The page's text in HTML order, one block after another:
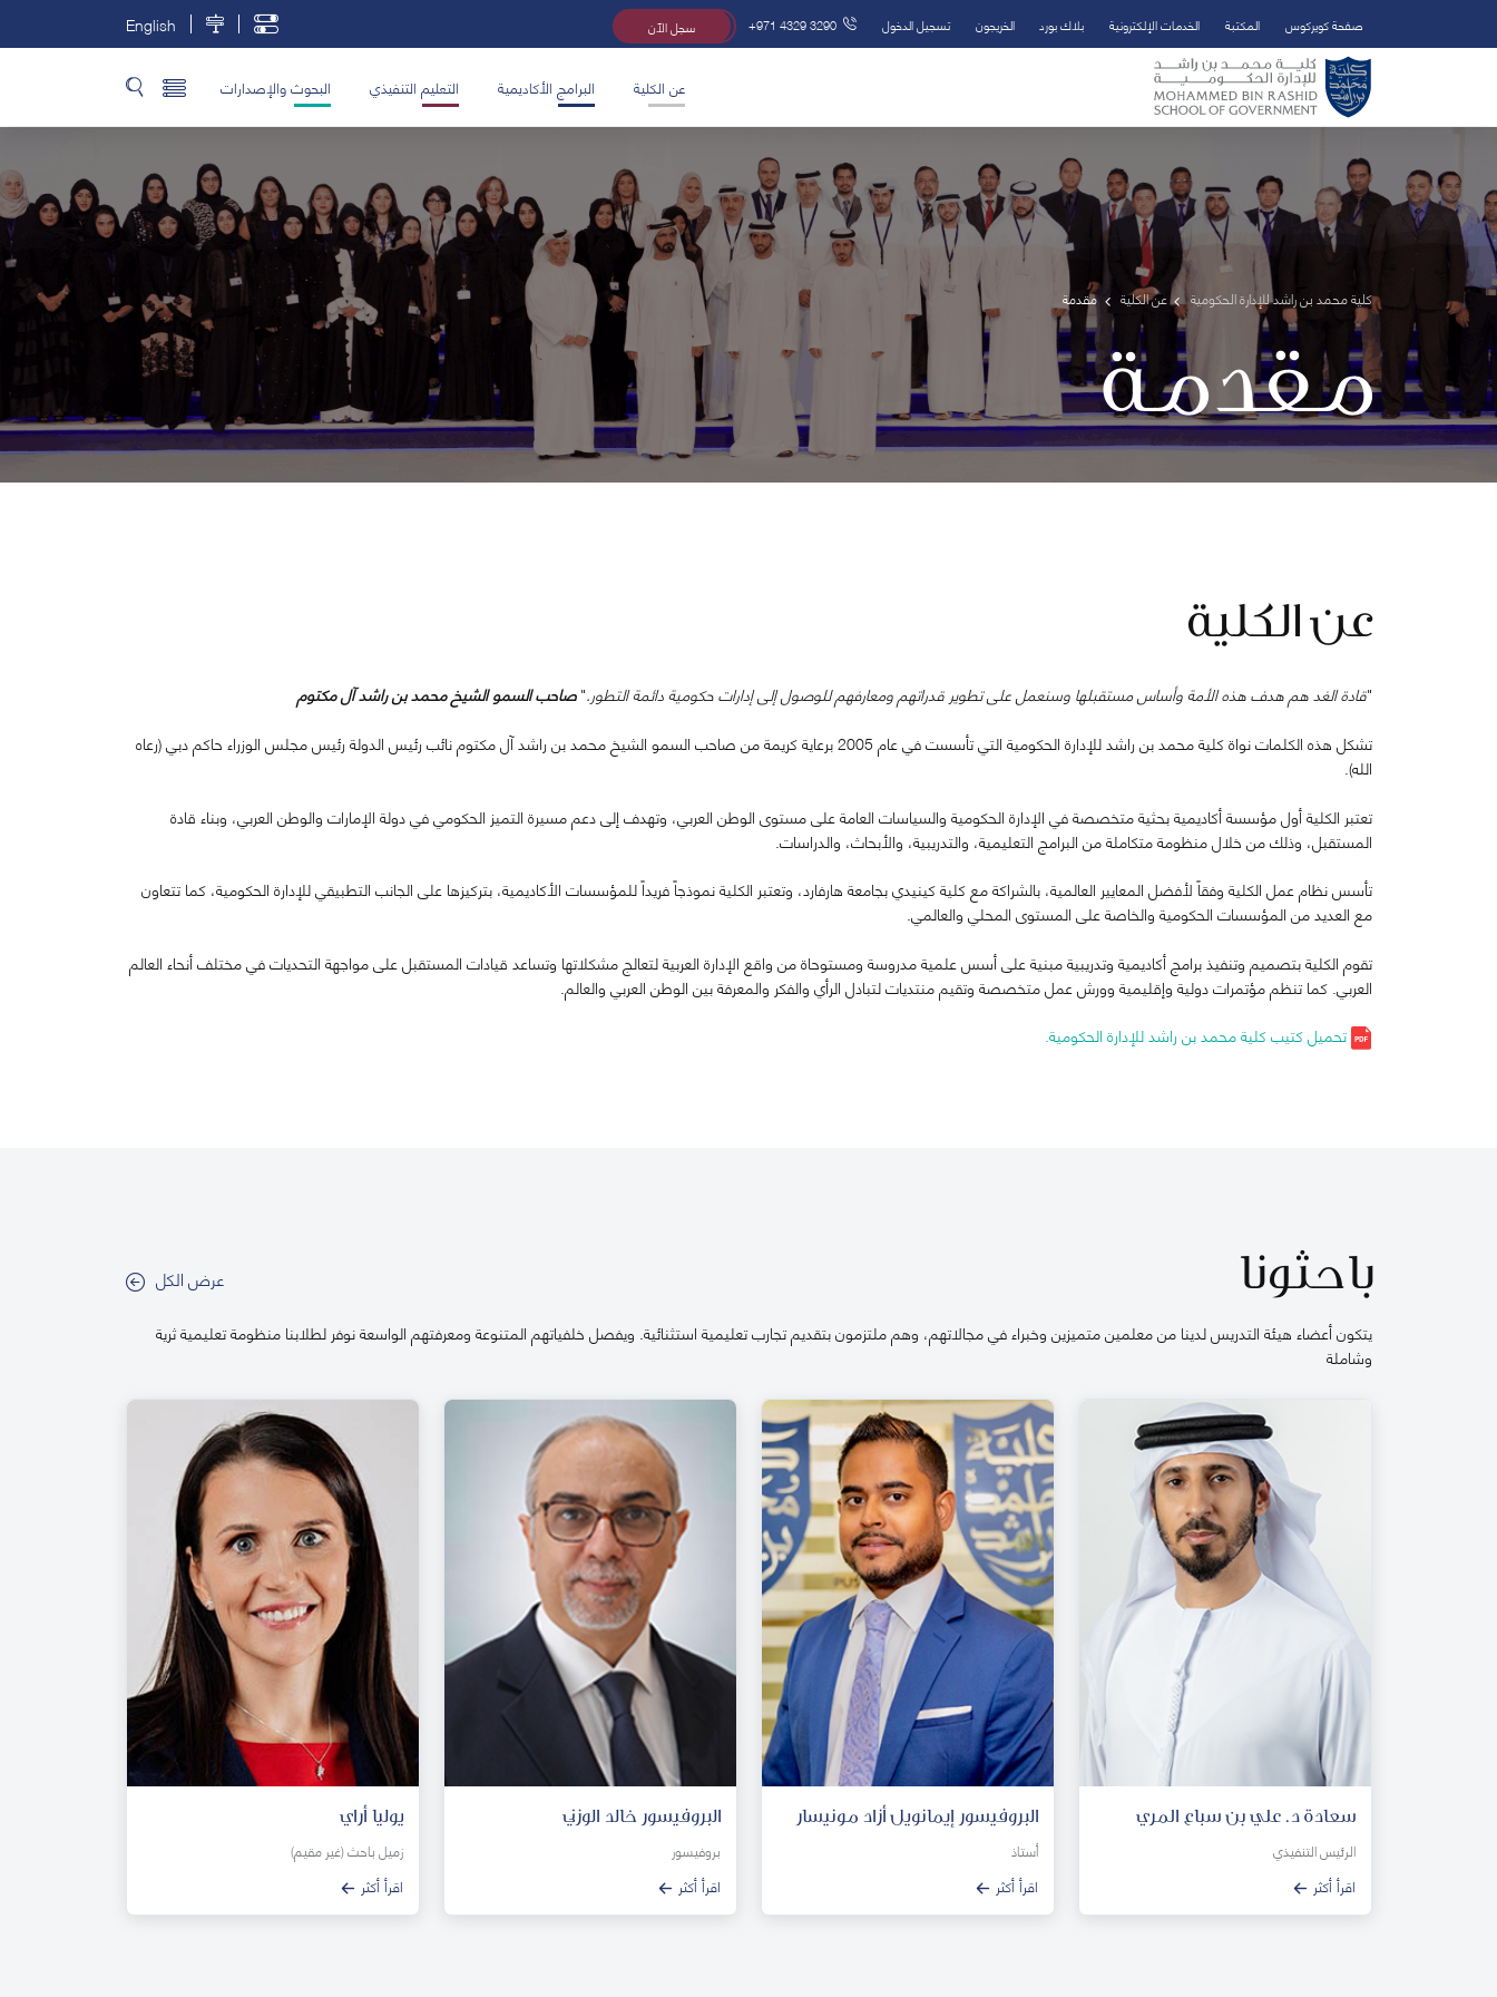
صفحة كويركوس المكتبة الخدمات الإلكترونية بلاك بورد الخريجون تسجيل الدخول +971 4329 3290 سجل الآن English
عن الكلية البرامج الأكاديمية التعليم التنفيذي البحوث والإصدارات
كلية محمد بن راشد للإدارة الحكومية عن الكلية مقدمة
مقدمة
عن الكلية
"قادة الغد هم هدف هذه الأمة وأساس مستقبلها وسنعمل على تطوير قدراتهم ومعارفهم للوصول إلى إدارات حكومية دائمة التطور." صاحب السمو الشيخ محمد بن راشد آل مكتوم
تشكل هذه الكلمات نواة كلية محمد بن راشد للإدارة الحكومية التي تأسست في عام 2005 برعاية كريمة من صاحب السمو الشيخ محمد بن راشد آل مكتوم نائب رئيس الدولة رئيس مجلس الوزراء حاكم دبي (رعاه
الله).
تعتبر الكلية أول مؤسسة أكاديمية بحثية متخصصة في الإدارة الحكومية والسياسات العامة على مستوى الوطن العربي، وتهدف إلى دعم مسيرة التميز الحكومي في دولة الإمارات والوطن العربي، وبناء قادة
المستقبل، وذلك من خلال منظومة متكاملة من البرامج التعليمية، والتدريبية، والأبحاث، والدراسات.
تأسس نظام عمل الكلية وفقاً لأفضل المعايير العالمية، بالشراكة مع كلية كينيدي بجامعة هارفارد، وتعتبر الكلية نموذجاً فريداً للمؤسسات الأكاديمية، بتركيزها على الجانب التطبيقي للإدارة الحكومية، كما تتعاون
مع العديد من المؤسسات الحكومية والخاصة على المستوى المحلي والعالمي.
تقوم الكلية بتصميم وتنفيذ برامج أكاديمية وتدريبية مبنية على أسس علمية مدروسة ومستوحاة من واقع الإدارة العربية لتعالج مشكلاتها وتساعد قيادات المستقبل على مواجهة التحديات في مختلف أنحاء العالم
العربي. كما تنظم مؤتمرات دولية وإقليمية وورش عمل متخصصة وتقيم منتديات لتبادل الرأي والفكر والمعرفة بين الوطن العربي والعالم.
تحميل كتيب كلية محمد بن راشد للإدارة الحكومية.
باحثونا عرض الكل
يتكون أعضاء هيئة التدريس لدينا من معلمين متميزين وخبراء في مجالاتهم، وهم ملتزمون بتقديم تجارب تعليمية استثنائية. ويفصل خلفياتهم المتنوعة ومعرفتهم الواسعة نوفر لطلابنا منظومة تعليمية ثرية
وشاملة
سعادة د. علي بن سباع المري
الرئيس التنفيذي
اقرأ أكثر
البروفيسور إيمانويل أزاد مونيسار
أستاذ
اقرأ أكثر
البروفيسور خالد الوزني
بروفيسور
اقرأ أكثر
يوليا أراي
زميل باحث (غير مقيم)
اقرأ أكثر